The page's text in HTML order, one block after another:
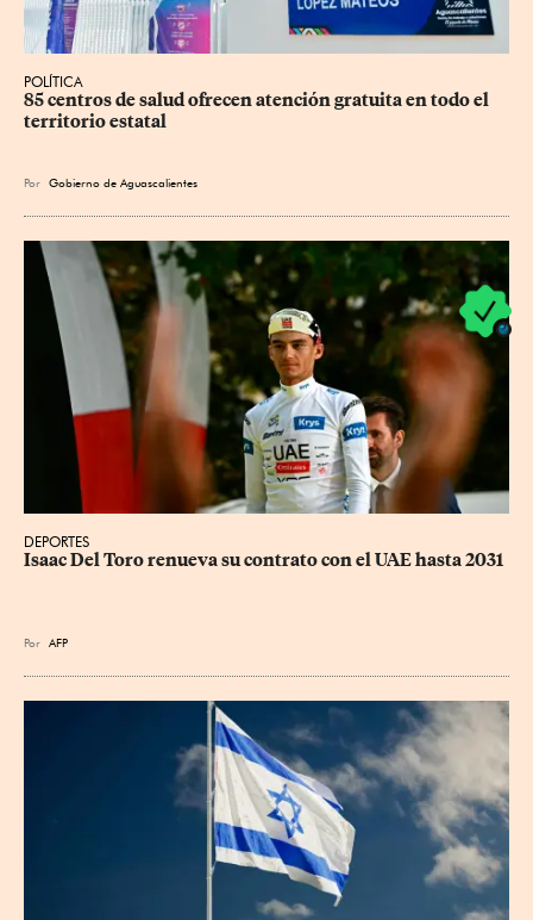
POLÍTICA
85 centros de salud ofrecen atención gratuita en todo el
territorio estatal
Por Gobierno de Aguascalientes
DEPORTES
Isaac Del Toro renueva su contrato con el UAE hasta 2031
Por AFP